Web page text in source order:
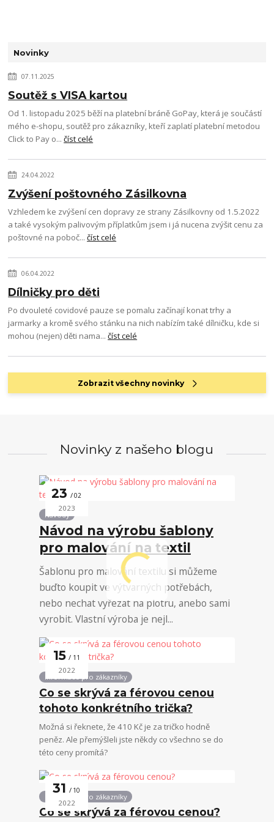
Novinky
07.11.2025
Soutěž s VISA kartou
Od 1. listopadu 2025 běží na platební bráně GoPay, která je součástí
mého e-shopu, soutěž pro zákazníky, kteří zaplatí platební metodou
Click to Pay o...číst celé
24.04.2022
Zvýšení poštovného Zásilkovna
Vzhledem ke zvýšení cen dopravy ze strany Zásilkovny od 1.5.2022
a také vysokým palivovým příplatkům jsem i já nucena zvýšit cenu za
poštovné na poboč...číst celé
06.04.2022
Dílničky pro děti
Po dvouleté covidové pauze se pomalu začínají konat trhy a
jarmarky a kromě svého stánku na nich nabízím také dílničku, kde si
mohou (nejen) děti nama...číst celé
Zobrazit všechny novinky
Novinky z našeho blogu
23 02
2023
Návody
Návod na výrobu šablony
pro malování na textil
Šablonu pro malování textilu si můžeme
buďto koupit ve výtvarných potřebách,
nebo nechat vyřezat na plotru, anebo sami
vyrobit. Vlastní výroba je nejl...
15 11
2022
Informace pro zákazníky
Co se skrývá za férovou cenou
tohoto konkrétního trička?
Možná si řeknete, že 410 Kč je za tričko hodně
peněz. Ale přemýšleli jste někdy co všechno se do
této ceny promítá?
31 10
2022
Informace pro zákazníky
Co se skrývá za férovou cenou?